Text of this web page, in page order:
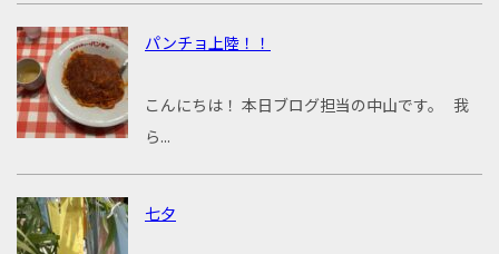
パンチョ上陸！！
こんにちは！ 本日ブログ担当の中山です。 我
ら...
七夕